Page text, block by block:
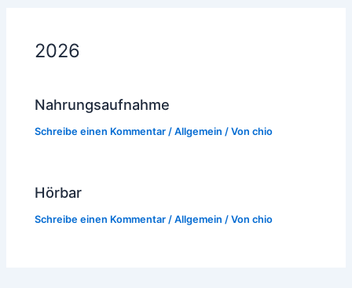
2026
Nahrungsaufnahme
Schreibe einen Kommentar /Allgemein / Vonchio
Hörbar
Schreibe einen Kommentar /Allgemein / Vonchio